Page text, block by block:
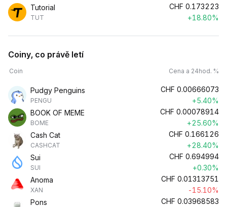
Tutorial
TUT
CHF 0.173223
+18.80%
Coiny, co právě letí
Coin Cena a 24hod. %
Pudgy Penguins
PENGU
CHF 0.00666073
+5.40%
BOOK OF MEME
BOME
CHF 0.00078914
+25.60%
Cash Cat
CASHCAT
CHF 0.166126
+28.40%
Sui
SUI
CHF 0.694994
+0.30%
Anoma
XAN
CHF 0.01313751
-15.10%
Pons
CHF 0.03968583